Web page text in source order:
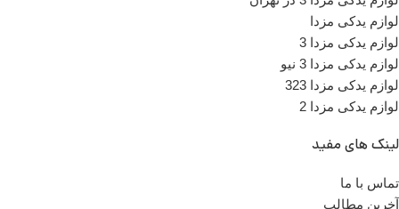
لوازم یدکی مزدا
لوازم یدکی مزدا 3
لوازم یدکی مزدا 3 نیو
لوازم یدکی مزدا 323
لوازم یدکی مزدا 2
لینک های مفید
تماس با ما
آخرین مطالب